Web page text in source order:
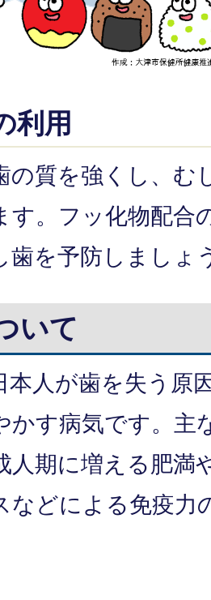
利用
の質を強くし、む
す。フッ化物配合
歯を予防しましょ
いて
本人が歯を失う原
かす病気です。主
人期に増える肥満
などによる免疫力